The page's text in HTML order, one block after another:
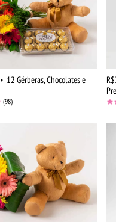
• 12 Gérberas, Chocolates e
(98)